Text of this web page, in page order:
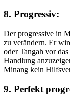
8. Progressiv:
Der progressive in
zu verändern. Er
oder Tangah vor
Handlung
Minang kein
9. Perfekt